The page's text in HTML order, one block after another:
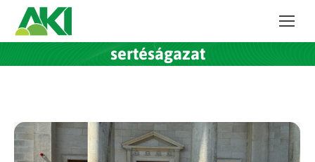
sertéságazat